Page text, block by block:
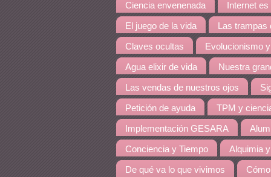
Ciencia envenenada Internet
El juego de la vida Las trampas
Claves ocultas Evolucionismo
Agua elixir de vida Nuestra
Las vendas de nuestros ojos
Petición de ayuda TPM y
Implementación GESARA
Conciencia y Tiempo Alquimia
De qué va lo que vivimos